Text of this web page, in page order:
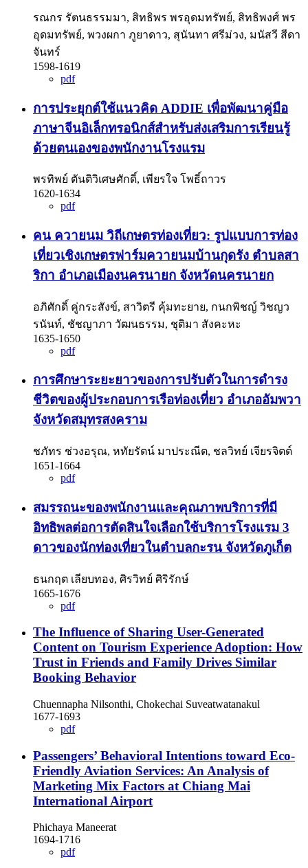
รณกร รัตนธรรมมา, สิทธิพร พรอุดมทรัพย์, สิทธิพงศ์ พร
อุดมทรัพย์, พวงผกา ภูยาดาว, สุนันทา ศรีม่วง, มนัสวี สีดา
จันทร์
1598-1619
pdf
การประยุกต์ใช้แนวคิด ADDIE เพื่อพัฒนาคู่มือ
ภาษาจีนอิเล็กทรอนิกส์สำหรับส่งเสริมการเรียนรู้
ด้วยตนเองของพนักงานโรงแรม
พรทิพย์ ตันติวิเศษศักดิ์, เพียรใจ โพธิ์ถาวร
1620-1634
pdf
คน ควายนม วิถีเกษตรท่องเที่ยว: รูปแบบการท่อง
เที่ยวเชิงเกษตรฟาร์มควายนมบ้านกุดรัง ตำบลสา
ริกา อำเภอเมืองนครนายก จังหวัดนครนายก
อภิศักดิ์ คู่กระสังข์, สาวิตรี คุ้มทะยาย, กนกพิชญ์ วิชญว
รนันท์, ชัชญาภา วัฒนธรรม, ชุติมา สังคะหะ
1635-1650
pdf
การศึกษาระยะยาวของการปรับตัวในการดำรง
ชีวิตของผู้ประกอบการเรือท่องเที่ยว อำเภออัมพวา
จังหวัดสมุทรสงคราม
ชภัทร ช่วงอรุณ, หทัยรัตน์ มาประณีต, ชลวิทย์ เจียรจิตต์
1651-1664
pdf
สมรรถนะของพนักงานและคุณภาพบริการที่มี
อิทธิพลต่อการตัดสินใจเลือกใช้บริการโรงแรม 3
ดาวของนักท่องเที่ยวในตำบลกะรน จังหวัดภูเก็ต
ธนกฤต เลียบทอง, ศิรวิทย์ ศิริรักษ์
1665-1676
pdf
The Influence of Sharing User-Generated
Content on Tourism Experience Adoption: How
Trust in Friends and Family Drives Similar
Booking Behavior
Chuennapha Nilsonthi, Chokechai Suveatwatanakul
1677-1693
pdf
Passengers’ Behavioral Intentions toward Eco-
Friendly Aviation Services: An Analysis of
Marketing Mix Factors at Chiang Mai
International Airport
Phichaya Maneerat
1694-1716
pdf